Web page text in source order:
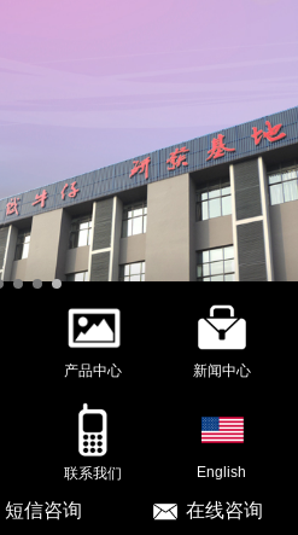
短信咨询 在线咨询
产品中心 新闻中心
联系我们 English